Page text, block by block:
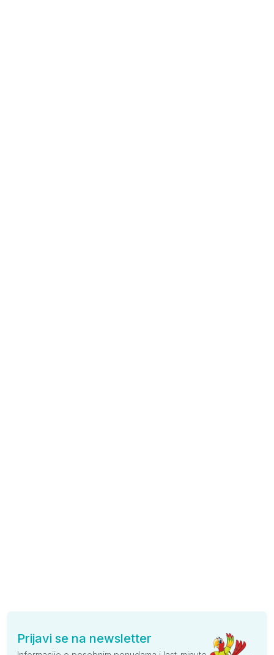
Prijavi se na newsletter